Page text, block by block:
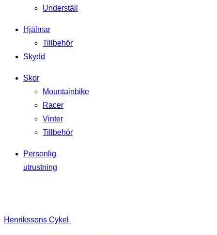
Underställ
Hjälmar
Tillbehör
Skydd
Skor
Mountainbike
Racer
Vinter
Tillbehör
Personlig
utrustning
Henrikssons Cykel